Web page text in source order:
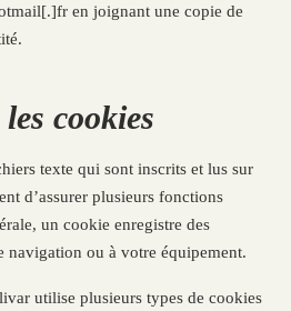
en joignant une copie de
cookies
texte qui sont inscrits et lus sur
d’assurer plusieurs fonctions
un cookie enregistre des
navigation ou à votre équipement.
utilise plusieurs types de cookies